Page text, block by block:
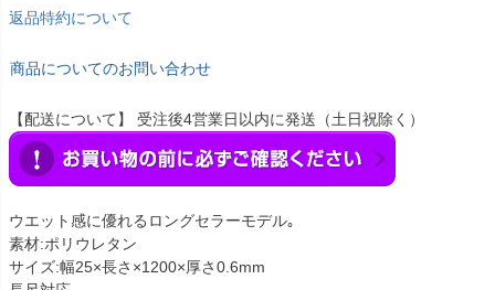
返品特約について
商品についてのお問い合わせ
【配送について】 受注後4営業日以内に発送（土日祝除く）
ウエット感に優れるロングセラーモデル｡
素材:ポリウレタン
サイズ:幅25×長さ×1200×厚さ0.6mm